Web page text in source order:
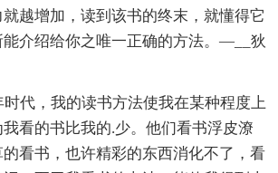
越增加，读到该书的终末，就懂得它
介绍给你之唯一正确的方法。—__狄
时代，我的读书方法使我在某种程度上
看的书比我的.少。他们看书浮皮潦
看书，也许精彩的东西消化不了，看